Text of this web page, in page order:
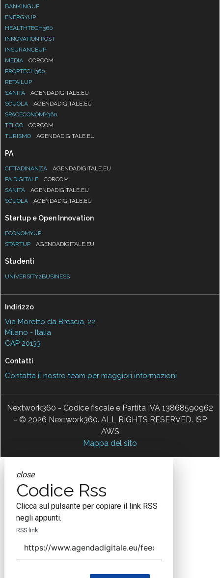
BANKINGUP
ENERGYUP
HEALTHTECH360
INNOVATION POST
INSURANCEUP
MEDIA
CORCOM
PROPTECH360
RETAILUP
SANITÀ
AGENDADIGITALE.EU
SCUOLA
AGENDADIGITALE.EU
SPACECONOMY360
TELCO
CORCOM
TURISMO
AGENDADIGITALE.EU
PA
CITTADINANZA
AGENDADIGITALE.EU
PA DIGITALE
CORCOM
SANITÀ
AGENDADIGITALE.EU
SCUOLA
AGENDADIGITALE.EU
Startup e Open Innovation
ECONOMYUP
STARTUP
AGENDADIGITALE.EU
Studenti
UNIVERSITY2BUSINESS
Indirizzo
Via Moretto da Brescia, 22
Milano - Italia
CAP 20133
Contatti
Contatta il nostro team per maggiori informazioni
Nextwork360 - Codice fiscale e Partita IVA 13868590962
- © 2026 Nextwork360. ALL RIGHTS RESERVED. ISP
AWS
Mappa del sito
close
Codice Rss
Clicca sul pulsante per copiare il link RSS
negli appunti.
RSS link